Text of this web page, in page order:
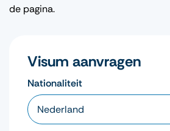
de pagina.
Visum aanvragen
Nationaliteit